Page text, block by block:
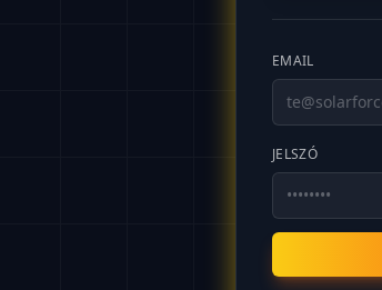
EMAIL
JELSZÓ